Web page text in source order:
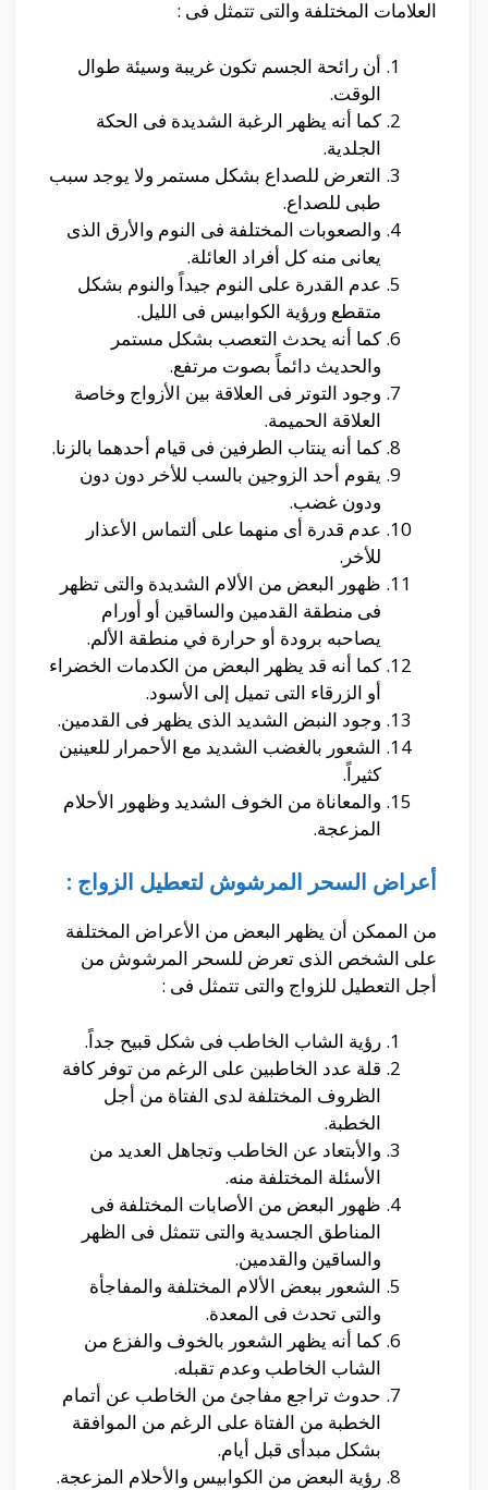
العلامات المختلفة والتى تتمثل فى :
أن رائحة الجسم تكون غريبة وسيئة طوال
الوقت.
كما أنه يظهر الرغبة الشديدة فى الحكة
الجلدية.
التعرض للصداع بشكل مستمر ولا يوجد سبب
طبى للصداع.
والصعوبات المختلفة فى النوم والأرق الذى
يعانى منه كل أفراد العائلة.
عدم القدرة على النوم جيداً والنوم بشكل
متقطع ورؤية الكوابيس فى الليل.
كما أنه يحدث التعصب بشكل مستمر
والحديث دائماً بصوت مرتفع.
وجود التوتر فى العلاقة بين الأزواج وخاصة
العلاقة الحميمة.
كما أنه ينتاب الطرفين فى قيام أحدهما بالزنا.
يقوم أحد الزوجين بالسب للأخر دون دون
ودون غضب.
عدم قدرة أى منهما على ألتماس الأعذار
للأخر.
ظهور البعض من الألام الشديدة والتى تظهر
فى منطقة القدمين والساقين أو أورام
يصاحبه برودة أو حرارة في منطقة الألم.
كما أنه قد يظهر البعض من الكدمات الخضراء
أو الزرقاء التى تميل إلى الأسود.
وجود النبض الشديد الذى يظهر فى القدمين.
الشعور بالغضب الشديد مع الأحمرار للعينين
كثيراً.
والمعاناة من الخوف الشديد وظهور الأحلام
المزعجة.
أعراض السحر المرشوش لتعطيل الزواج :
من الممكن أن يظهر البعض من الأعراض المختلفة
على الشخص الذى تعرض للسحر المرشوش من
أجل التعطيل للزواج والتى تتمثل فى :
رؤية الشاب الخاطب فى شكل قبيح جداً.
قلة عدد الخاطبين على الرغم من توفر كافة
الظروف المختلفة لدى الفتاة من أجل
الخطبة.
والأبتعاد عن الخاطب وتجاهل العديد من
الأسئلة المختلفة منه.
ظهور البعض من الأصابات المختلفة فى
المناطق الجسدية والتى تتمثل فى الظهر
والساقين والقدمين.
الشعور ببعض الألام المختلفة والمفاجأة
والتى تحدث فى المعدة.
كما أنه يظهر الشعور بالخوف والفزع من
الشاب الخاطب وعدم تقبله.
حدوث تراجع مفاجئ من الخاطب عن أتمام
الخطبة من الفتاة على الرغم من الموافقة
بشكل مبدأى قبل أيام.
رؤية البعض من الكوابيس والأحلام المزعجة.